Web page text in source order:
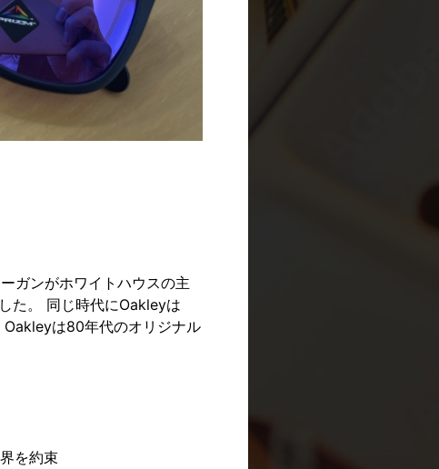
ガンがホワイトハウスの主
た。 同じ時代にOakleyは
は80年代のオリジナル
を約束